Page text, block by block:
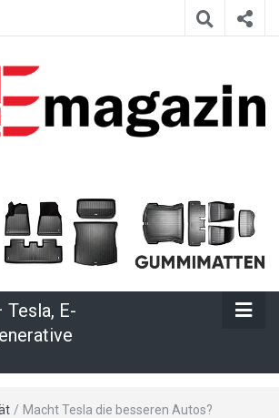
– Tesla, E-
Mobilität,
Regenerative
Energien
Tesla, E-
/ Macht Tesla die besseren Autos?